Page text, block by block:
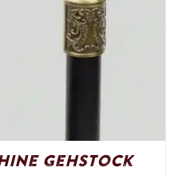
Gehstock